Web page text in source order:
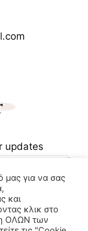
updates
μας για να σας
και
κλικ στο
ΟΛΩΝ των